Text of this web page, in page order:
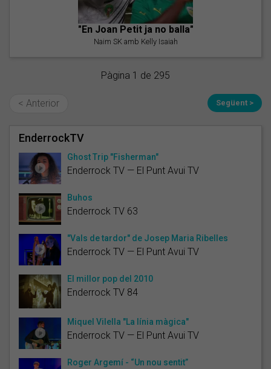
"En Joan Petit ja no balla"
Naim SK amb Kelly Isaiah
Pàgina 1 de 295
< Anterior Següent >
EnderrockTV
Ghost Trip "Fisherman"
Enderrock TV — El Punt Avui TV
Buhos
Enderrock TV 63
"Vals de tardor" de Josep Maria Ribelles
Enderrock TV — El Punt Avui TV
El millor pop del 2010
Enderrock TV 84
Miquel Vilella "La línia màgica"
Enderrock TV — El Punt Avui TV
Roger Argemí - “Un nou sentit”